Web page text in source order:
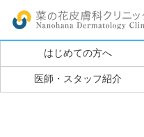
はじめての方へ
医師・スタッフ紹介